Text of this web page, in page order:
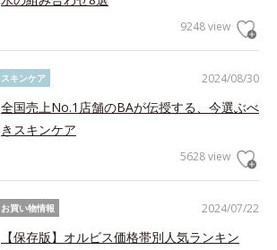
9248 view
2024/08/30
スキンケア
全国売上No.1店舗のBAが伝授する、今選ぶべ
きスキンケア
5628 view
2024/07/22
お買い物情報
【保存版】オルビス価格帯別人気ランキン